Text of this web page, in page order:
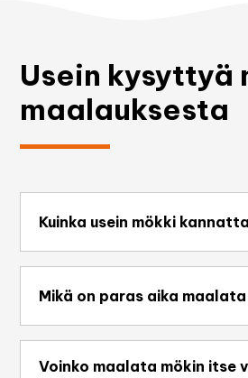
Usein kysyttyä
maalauksesta
Kuinka usein mökki
Mökin ulkoverhous maalataan
mökin sijainnista ja
aurinkoisella paikalla oleva
Mikä on paras aika
Paras aika on keväästä
kuiva ja lämpötila pysyy noin
Voinko maalata mökin itse